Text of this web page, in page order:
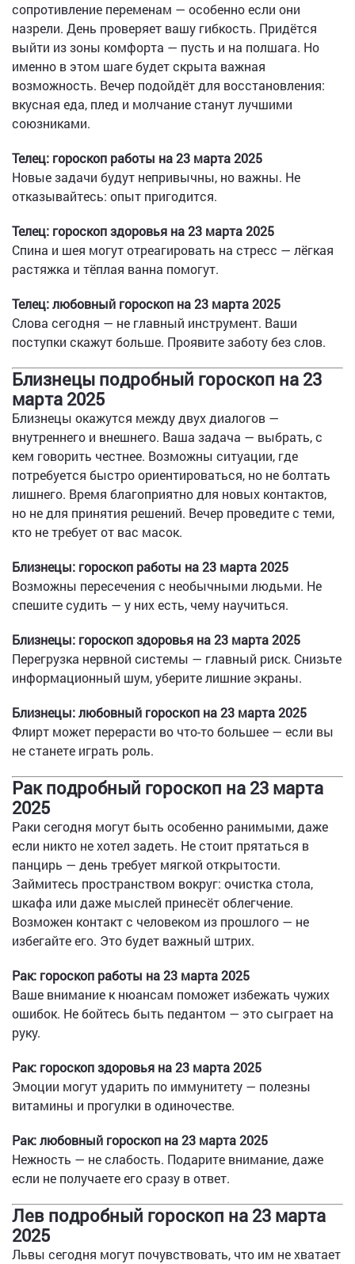
сопротивление переменам — особенно если они
назрели. День проверяет вашу гибкость. Придётся
выйти из зоны комфорта — пусть и на полшага. Но
именно в этом шаге будет скрыта важная
возможность. Вечер подойдёт для восстановления:
вкусная еда, плед и молчание станут лучшими
союзниками.
Телец: гороскоп работы на 23 марта 2025
Новые задачи будут непривычны, но важны. Не
отказывайтесь: опыт пригодится.
Телец: гороскоп здоровья на 23 марта 2025
Спина и шея могут отреагировать на стресс — лёгкая
растяжка и тёплая ванна помогут.
Телец: любовный гороскоп на 23 марта 2025
Слова сегодня — не главный инструмент. Ваши
поступки скажут больше. Проявите заботу без слов.
Близнецы подробный гороскоп на 23
марта 2025
Близнецы окажутся между двух диалогов —
внутреннего и внешнего. Ваша задача — выбрать, с
кем говорить честнее. Возможны ситуации, где
потребуется быстро ориентироваться, но не болтать
лишнего. Время благоприятно для новых контактов,
но не для принятия решений. Вечер проведите с теми,
кто не требует от вас масок.
Близнецы: гороскоп работы на 23 марта 2025
Возможны пересечения с необычными людьми. Не
спешите судить — у них есть, чему научиться.
Близнецы: гороскоп здоровья на 23 марта 2025
Перегрузка нервной системы — главный риск. Снизьте
информационный шум, уберите лишние экраны.
Близнецы: любовный гороскоп на 23 марта 2025
Флирт может перерасти во что-то большее — если вы
не станете играть роль.
Рак подробный гороскоп на 23 марта
2025
Раки сегодня могут быть особенно ранимыми, даже
если никто не хотел задеть. Не стоит прятаться в
панцирь — день требует мягкой открытости.
Займитесь пространством вокруг: очистка стола,
шкафа или даже мыслей принесёт облегчение.
Возможен контакт с человеком из прошлого — не
избегайте его. Это будет важный штрих.
Рак: гороскоп работы на 23 марта 2025
Ваше внимание к нюансам поможет избежать чужих
ошибок. Не бойтесь быть педантом — это сыграет на
руку.
Рак: гороскоп здоровья на 23 марта 2025
Эмоции могут ударить по иммунитету — полезны
витамины и прогулки в одиночестве.
Рак: любовный гороскоп на 23 марта 2025
Нежность — не слабость. Подарите внимание, даже
если не получаете его сразу в ответ.
Лев подробный гороскоп на 23 марта
2025
Львы сегодня могут почувствовать, что им не хватает